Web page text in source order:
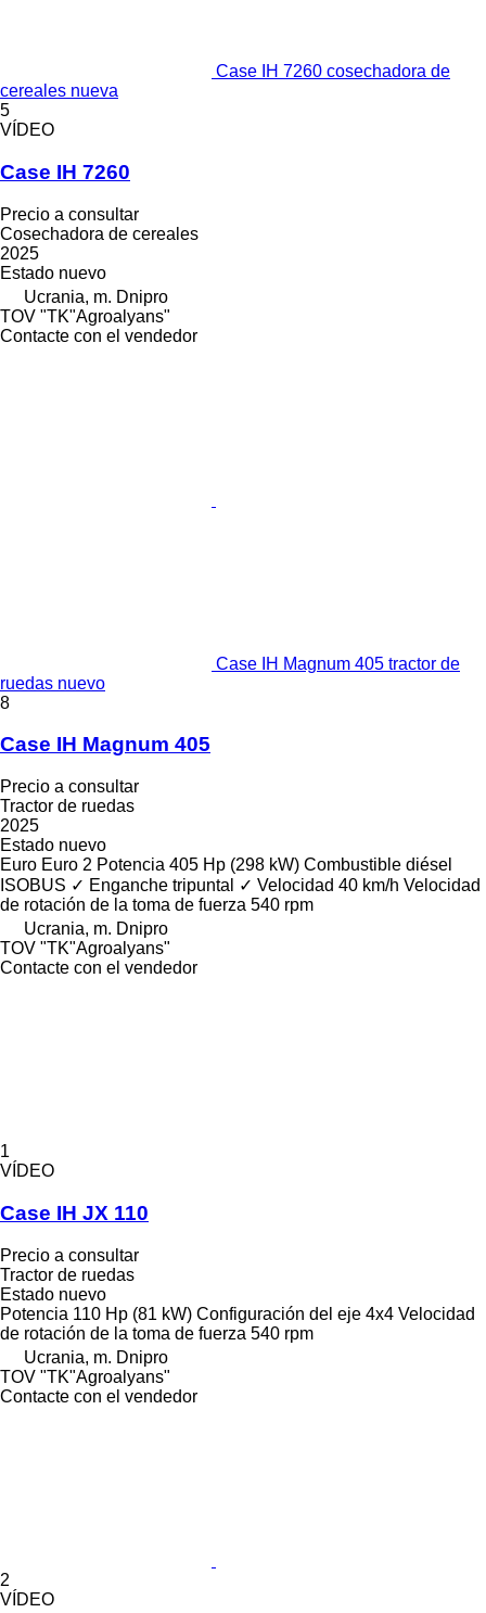
Case IH 7260 cosechadora de
cereales nueva
5
VÍDEO
Case IH 7260
Precio a consultar
Cosechadora de cereales
2025
Estado nuevo
Ucrania, m. Dnipro
TOV "TK"Agroalyans"
Contacte con el vendedor
Case IH Magnum 405 tractor de
ruedas nuevo
8
Case IH Magnum 405
Precio a consultar
Tractor de ruedas
2025
Estado nuevo
Euro Euro 2 Potencia 405 Hp (298 kW) Combustible diésel
ISOBUS ✓ Enganche tripuntal ✓ Velocidad 40 km/h Velocidad
de rotación de la toma de fuerza 540 rpm
Ucrania, m. Dnipro
TOV "TK"Agroalyans"
Contacte con el vendedor
1
VÍDEO
Case IH JX 110
Precio a consultar
Tractor de ruedas
Estado nuevo
Potencia 110 Hp (81 kW) Configuración del eje 4x4 Velocidad
de rotación de la toma de fuerza 540 rpm
Ucrania, m. Dnipro
TOV "TK"Agroalyans"
Contacte con el vendedor
2
VÍDEO